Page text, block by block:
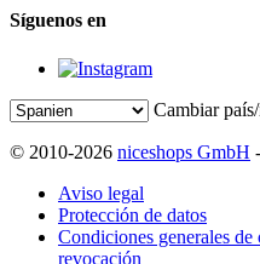
Síguenos en
Cambiar
© 2010-2026 niceshops GmbH
Aviso legal
Protección de datos
Condiciones generales
revocación